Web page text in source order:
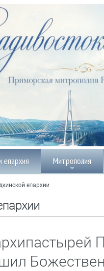
епархия Митрополия
епархии